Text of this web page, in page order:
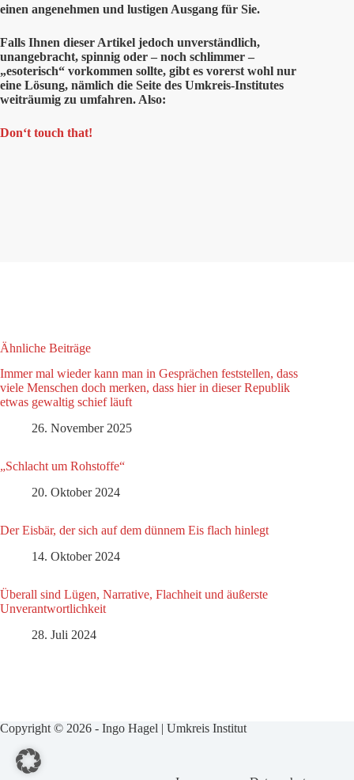
einen angenehmen und lustigen Ausgang für Sie.
Falls Ihnen dieser Artikel jedoch unverständlich,
unangebracht, spinnig oder – noch schlimmer –
„esoterisch“ vorkommen sollte, gibt es vorerst wohl nur
eine Lösung, nämlich die Seite des Umkreis-Institutes
weiträumig zu umfahren. Also:
Don‘t touch that!
Ähnliche Beiträge
Immer mal wieder kann man in Gesprächen feststellen, dass
viele Menschen doch merken, dass hier in dieser Republik
etwas gewaltig schief läuft
26. November 2025
„Schlacht um Rohstoffe“
20. Oktober 2024
Der Eisbär, der sich auf dem dünnem Eis flach hinlegt
14. Oktober 2024
Überall sind Lügen, Narrative, Flachheit und äußerste
Unverantwortlichkeit
28. Juli 2024
Copyright © 2026 - Ingo Hagel | Umkreis Institut